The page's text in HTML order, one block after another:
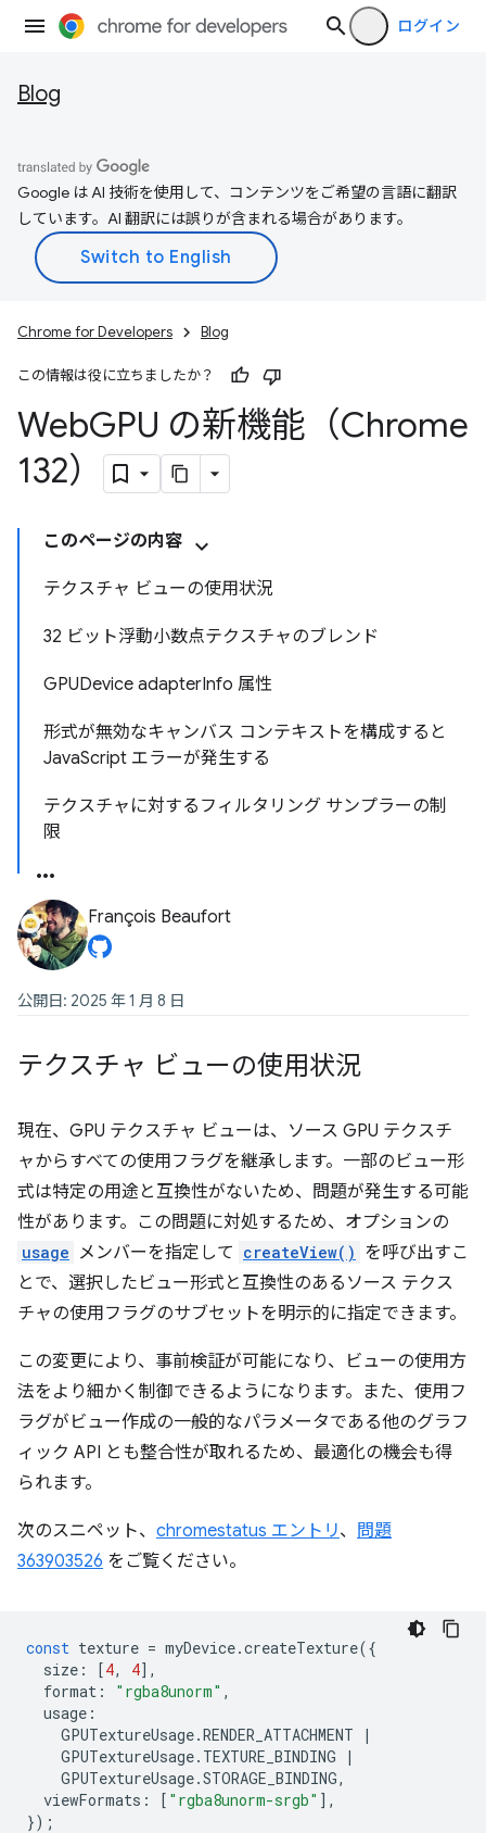
ログイン
Blog
Google は AI 技術を使用して、コンテンツをご希望の言語に翻訳
しています。AI 翻訳には誤りが含まれる場合があります。
Chrome for Developers Blog
この情報は役に立ちましたか？
WebGPU の新機能（Chrome
132）
このページの内容
テクスチャ ビューの使用状況
32 ビット浮動小数点テクスチャのブレンド
GPUDevice adapterInfo 属性
形式が無効なキャンバス コンテキストを構成すると
JavaScript エラーが発生する
テクスチャに対するフィルタリング サンプラーの制
限
François Beaufort
公開日: 2025 年 1 月 8 日
テクスチャ ビューの使用状況
現在、GPU テクスチャ ビューは、ソース GPU テクスチ
ャからすべての使用フラグを継承します。一部のビュー形
式は特定の用途と互換性がないため、問題が発生する可能
性があります。この問題に対処するため、オプションの
usage メンバーを指定して createView() を呼び出すこ
とで、選択したビュー形式と互換性のあるソース テクス
チャの使用フラグのサブセットを明示的に指定できます。
この変更により、事前検証が可能になり、ビューの使用方
法をより細かく制御できるようになります。また、使用フ
ラグがビュー作成の一般的なパラメータである他のグラフ
ィック API とも整合性が取れるため、最適化の機会も得
られます。
次のスニペット、 chromestatus エントリ、 問題
363903526 をご覧ください。
const texture = myDevice.createTexture({
size : [4, 4],
format : "rgba8unorm" ,
usage :
GPUTextureUsage.RENDER_ATTACHMENT
|
GPUTextureUsage. TEXTURE_BINDING
|
GPUTextureUsage.STORAGE_BINDING,
viewFormats : [ "rgba8unorm-srgb" ],
});